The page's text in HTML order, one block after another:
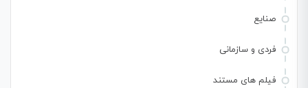
صنایع
فردی و سازمانی
فیلم های مستند